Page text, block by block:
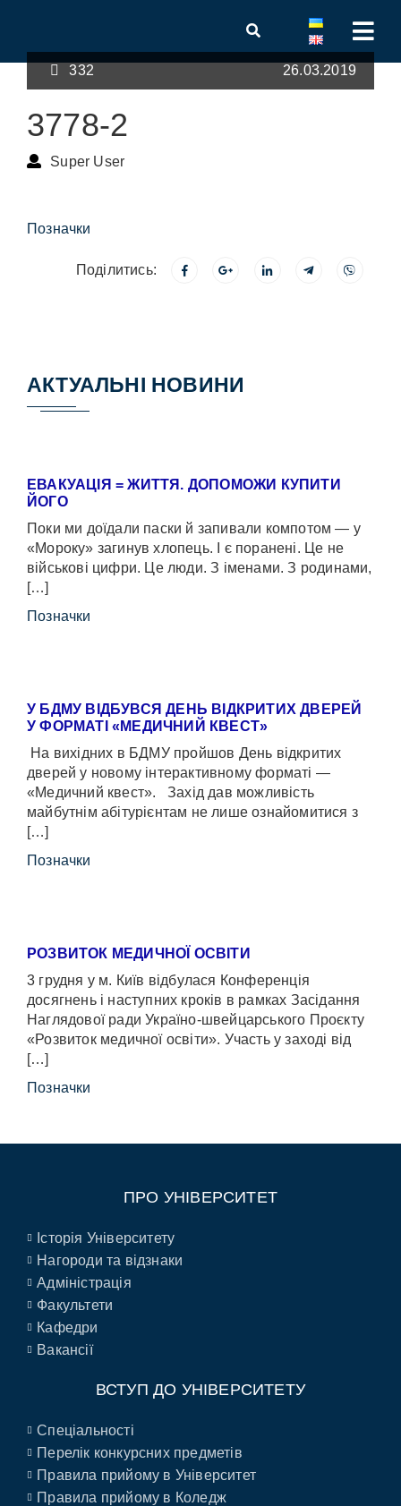
332 26.03.2019
3778-2
Super User
Позначки
Поділитись:
АКТУАЛЬНІ НОВИНИ
ЕВАКУАЦІЯ = ЖИТТЯ. ДОПОМОЖИ КУПИТИ
ЙОГО
Поки ми доїдали паски й запивали компотом — у
«Мороку» загинув хлопець. І є поранені. Це не
військові цифри. Це люди. З іменами. З родинами,
[…]
Позначки
У БДМУ ВІДБУВСЯ ДЕНЬ ВІДКРИТИХ ДВЕРЕЙ
У ФОРМАТІ «МЕДИЧНИЙ КВЕСТ»
На вихідних в БДМУ пройшов День відкритих
дверей у новому інтерактивному форматі —
«Медичний квест». Захід дав можливість
майбутнім абітурієнтам не лише ознайомитися з
[…]
Позначки
РОЗВИТОК МЕДИЧНОЇ ОСВІТИ
3 грудня у м. Київ відбулася Конференція
досягнень і наступних кроків в рамках Засідання
Наглядової ради Україно-швейцарського Проєкту
«Розвиток медичної освіти». Участь у заході від
[…]
Позначки
ПРО УНІВЕРСИТЕТ
Історія Університету
Нагороди та відзнаки
Адміністрація
Факультети
Кафедри
Вакансії
ВСТУП ДО УНІВЕРСИТЕТУ
Спеціальності
Перелік конкурсних предметів
Правила прийому в Університет
Правила прийому в Коледж